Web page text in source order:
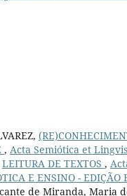
, Acta Semiótica et
LEITURA DE TEXTOS ,
E ENSINO - EDIÇÃO
de Miranda, Maria